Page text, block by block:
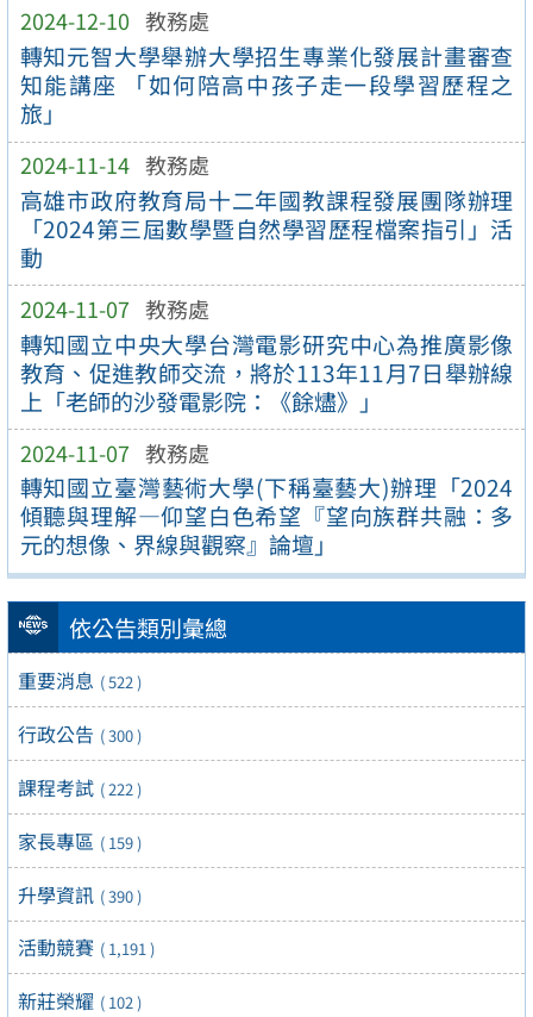
2024-12-10 教務處
轉知元智大學舉辦大學招生專業化發展計畫審查
知能講座 「如何陪高中孩子走一段學習歷程之
旅」
2024-11-14 教務處
高雄市政府教育局十二年國教課程發展團隊辦理
「2024第三屆數學暨自然學習歷程檔案指引」活
動
2024-11-07 教務處
轉知國立中央大學台灣電影研究中心為推廣影像
教育、促進教師交流，將於113年11月7日舉辦線
上「老師的沙發電影院：《餘燼》」
2024-11-07 教務處
轉知國立臺灣藝術大學(下稱臺藝大)辦理「2024
傾聽與理解—仰望白色希望『望向族群共融：多
元的想像、界線與觀察』論壇」
依公告類別彙總
重要消息 ( 522 )
行政公告 ( 300 )
課程考試 ( 222 )
家長專區 ( 159 )
升學資訊 ( 390 )
活動競賽 ( 1,191 )
新莊榮耀 ( 102 )